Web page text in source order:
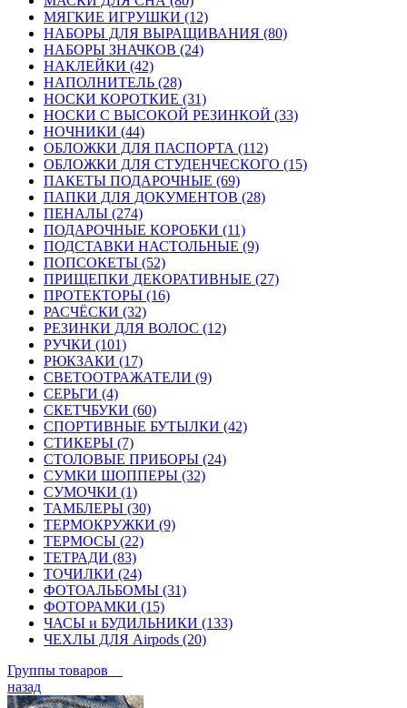
МЯГКИЕ ИГРУШКИ (12)
НАБОРЫ ДЛЯ ВЫРАЩИВАНИЯ (80)
НАБОРЫ ЗНАЧКОВ (24)
НАКЛЕЙКИ (42)
НАПОЛНИТЕЛЬ (28)
НОСКИ КОРОТКИЕ (31)
НОСКИ С ВЫСОКОЙ РЕЗИНКОЙ (33)
НОЧНИКИ (44)
ОБЛОЖКИ ДЛЯ ПАСПОРТА (112)
ОБЛОЖКИ ДЛЯ СТУДЕНЧЕСКОГО (15)
ПАКЕТЫ ПОДАРОЧНЫЕ (69)
ПАПКИ ДЛЯ ДОКУМЕНТОВ (28)
ПЕНАЛЫ (274)
ПОДАРОЧНЫЕ КОРОБКИ (11)
ПОДСТАВКИ НАСТОЛЬНЫЕ (9)
ПОПСОКЕТЫ (52)
ПРИЩЕПКИ ДЕКОРАТИВНЫЕ (27)
ПРОТЕКТОРЫ (16)
РАСЧЁСКИ (32)
РЕЗИНКИ ДЛЯ ВОЛОС (12)
РУЧКИ (101)
РЮКЗАКИ (17)
СВЕТООТРАЖАТЕЛИ (9)
СЕРЬГИ (4)
СКЕТЧБУКИ (60)
СПОРТИВНЫЕ БУТЫЛКИ (42)
СТИКЕРЫ (7)
СТОЛОВЫЕ ПРИБОРЫ (24)
СУМКИ ШОППЕРЫ (32)
СУМОЧКИ (1)
ТАМБЛЕРЫ (30)
ТЕРМОКРУЖКИ (9)
ТЕРМОСЫ (22)
ТЕТРАДИ (83)
ТОЧИЛКИ (24)
ФОТОАЛЬБОМЫ (31)
ФОТОРАМКИ (15)
ЧАСЫ и БУДИЛЬНИКИ (133)
ЧЕХЛЫ ДЛЯ Airpods (20)
Группы товаров
назад